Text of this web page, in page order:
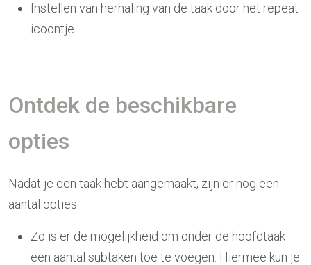
Instellen van herhaling van de taak door het repeat
icoontje.
Ontdek de beschikbare
opties
Nadat je een taak hebt aangemaakt, zijn er nog een
aantal opties:
Zo is er de mogelijkheid om onder de hoofdtaak
een aantal subtaken toe te voegen. Hiermee kun je